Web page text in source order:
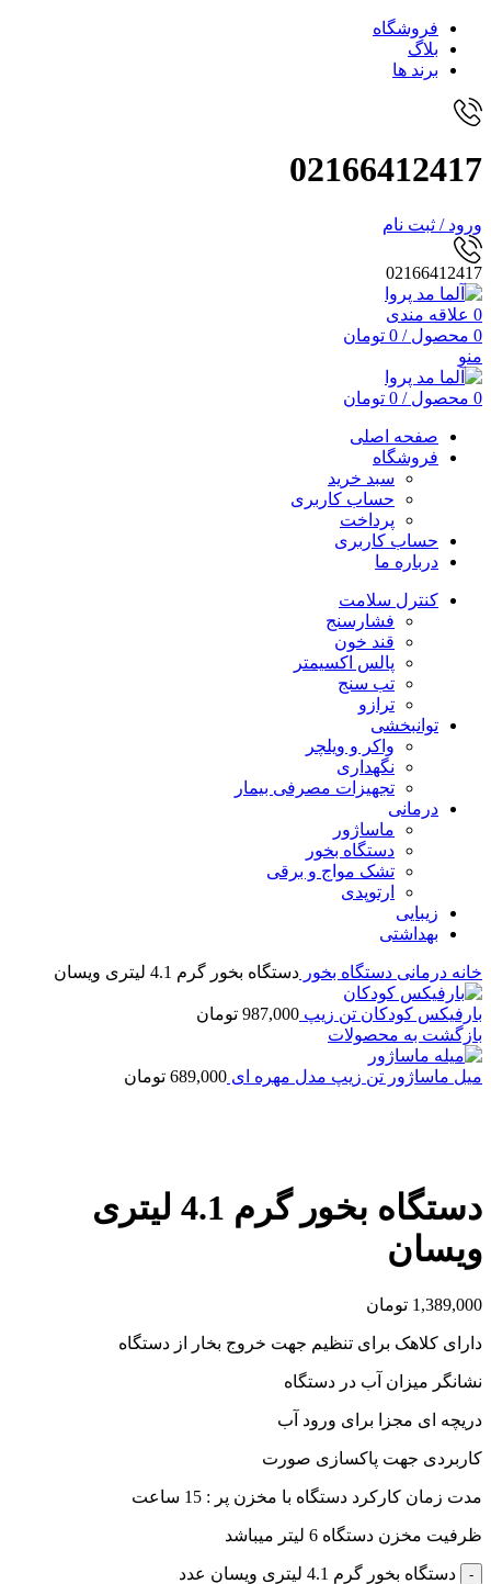
فروشگاه
بلاگ
برند ها
02166412417
ورود / ثبت نام
02166412417
0 علاقه مندی
0 محصول /
0 تومان
منو
0 محصول /
0 تومان
صفحه اصلی
فروشگاه
سبد خرید
حساب کاربری
پرداخت
حساب کاربری
درباره ما
کنترل سلامت
فشارسنج
قند خون
پالس اکسیمتر
تب سنج
ترازو
توانبخشی
واکر و ویلچر
نگهداری
تجهیزات مصرفی بیمار
درمانی
ماساژور
دستگاه بخور
تشک مواج و برقی
ارتوپدی
زیبایی
بهداشتی
خانه درمانی دستگاه بخور دستگاه بخور گرم 4.1 لیتری ویسان
بارفیکس کودکان تن زیپ 987,000 تومان
بازگشت به محصولات
میل ماساژور تن زیپ مدل مهره ای 689,000 تومان
دستگاه بخور گرم 4.1 لیتری
ویسان
1,389,000 تومان
دارای کلاهک برای تنظیم جهت خروج بخار از دستگاه
نشانگر میزان آب در دستگاه
دریچه ای مجزا برای ورود آب
کاربردی جهت پاکسازی صورت
مدت زمان کارکرد دستگاه با مخزن پر : 15 ساعت
ظرفیت مخزن دستگاه 6 لیتر میباشد
دستگاه بخور گرم 4.1 لیتری ویسان عدد